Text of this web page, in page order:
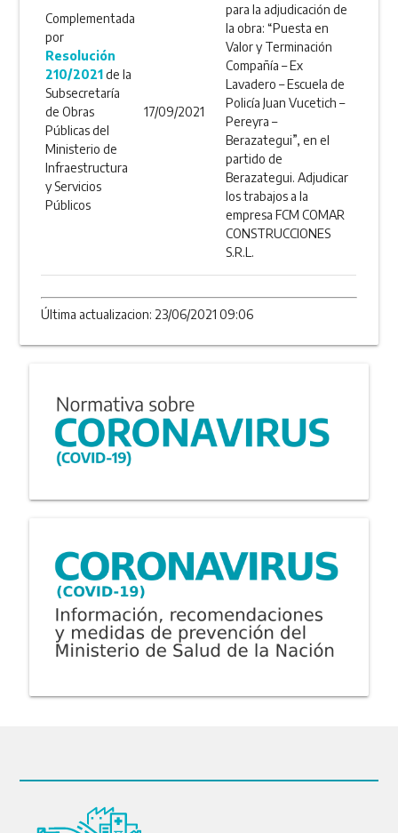
Complementada
por
Resolución
210/2021de la
Subsecretaría
de Obras
Públicas del
Ministerio de
Infraestructura
y Servicios
Públicos
17/09/2021
para la adjudicación de
la obra: “Puesta en
Valor y Terminación
Compañía – Ex
Lavadero – Escuela de
Policía Juan Vucetich –
Pereyra –
Berazategui”, en el
partido de
Berazategui. Adjudicar
los trabajos a la
empresa FCM COMAR
CONSTRUCCIONES
S.R.L.
Última actualizacion: 23/06/2021 09:06